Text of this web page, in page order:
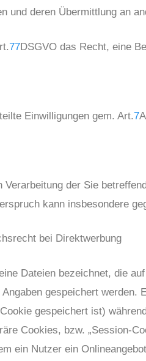
und deren Übermittlung an
77DSGVO das Recht, eine
Einwilligungen gem. Art.7
Verarbeitung der Sie
kann insbesondere
bei Direktwerbung
Dateien bezeichnet, die
gespeichert werden.
gespeichert ist)
Cookies, bzw. „Session-
ein Nutzer ein